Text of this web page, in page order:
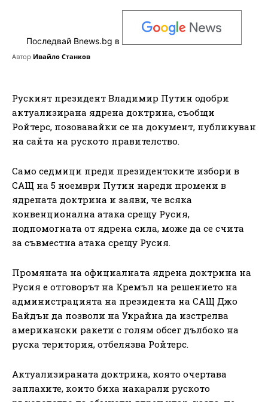
Последвай Bnews.bg в
Автор Ивайло Станков
Руският президент Владимир Путин одобри
актуализирана ядрена доктрина, съобщи
Ройтерс, позовавайки се на документ, публикуван
на сайта на руското правителство.
Само седмици преди президентските избори в
САЩ на 5 ноември Путин нареди промени в
ядрената доктрина и заяви, че всяка
конвенционална атака срещу Русия,
подпомогната от ядрена сила, може да се счита
за съвместна атака срещу Русия.
Промяната на официалната ядрена доктрина на
Русия е отговорът на Кремъл на решението на
администрацията на президента на САЩ Джо
Байдън да позволи на Украйна да изстрелва
американски ракети с голям обсег дълбоко на
руска територия, отбелязва Ройтерс.
Актуализираната доктрина, която очертава
заплахите, които биха накарали руското